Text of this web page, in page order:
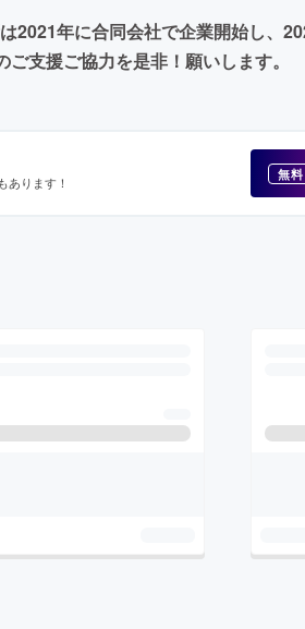
年に合同会社で企業開始し、
支援ご協力を是非！願いします。
あります！ 無料